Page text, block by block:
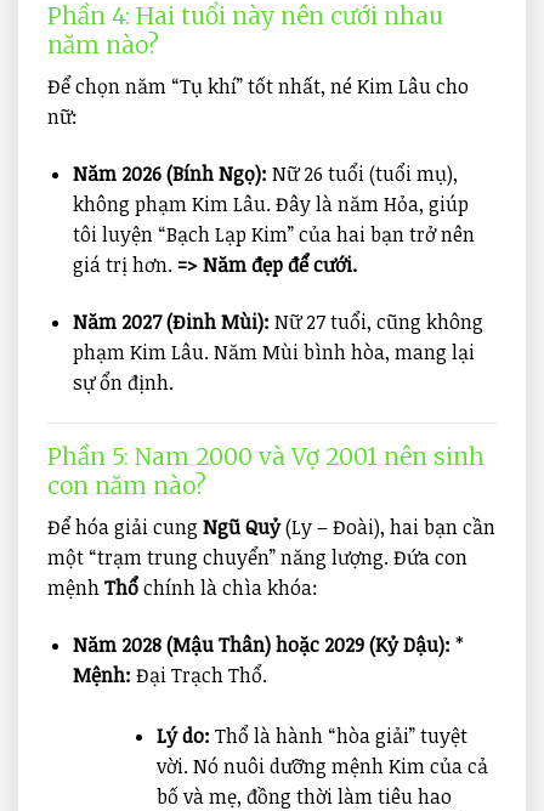
Phần 4: Hai tuổi này nên cưới nhau
năm nào?
Để chọn năm “Tụ khí” tốt nhất, né Kim Lâu cho
nữ:
Năm 2026 (Bính Ngọ): Nữ 26 tuổi (tuổi mụ),
không phạm Kim Lâu. Đây là năm Hỏa, giúp
tôi luyện “Bạch Lạp Kim” của hai bạn trở nên
giá trị hơn. => Năm đẹp để cưới.
Năm 2027 (Đinh Mùi): Nữ 27 tuổi, cũng không
phạm Kim Lâu. Năm Mùi bình hòa, mang lại
sự ổn định.
Phần 5: Nam 2000 và Vợ 2001 nên sinh
con năm nào?
Để hóa giải cung Ngũ Quỷ(Ly – Đoài), hai bạn cần
một “trạm trung chuyển” năng lượng. Đứa con
mệnhThổchính là chìa khóa:
Năm 2028 (Mậu Thân) hoặc 2029 (Kỷ Dậu): *
Mệnh: Đại Trạch Thổ.
Lý do: Thổ là hành “hòa giải” tuyệt
vời. Nó nuôi dưỡng mệnh Kim của cả
bố và mẹ, đồng thời làm tiêu hao